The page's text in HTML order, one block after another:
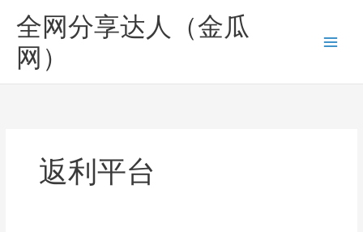
全网分享达人（金瓜
网）
返利平台